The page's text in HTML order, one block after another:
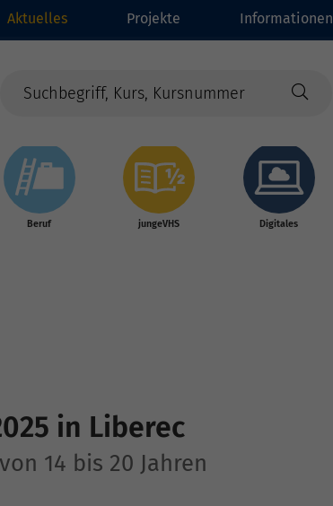
Aktuelles Projekte Informationen
Beruf jungeVHS Digitales
in Liberec
14 bis 20 Jahren